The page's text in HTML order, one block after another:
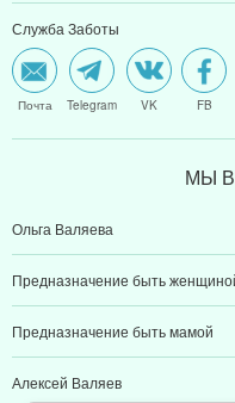
Служба Заботы
Почта Telegram VK FB
МЫ
Ольга Валяева
Предназначение быть
Предназначение быть мамой
Алексей Валяев